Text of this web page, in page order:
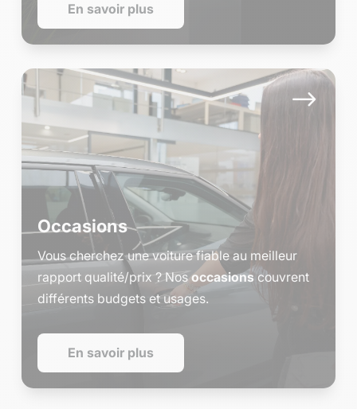
En savoir plus
$
Occasions
Vous cherchez une voiture fiable au meilleur
rapport qualité/prix ? Nos occasionscouvrent
différents budgets et usages.
En savoir plus